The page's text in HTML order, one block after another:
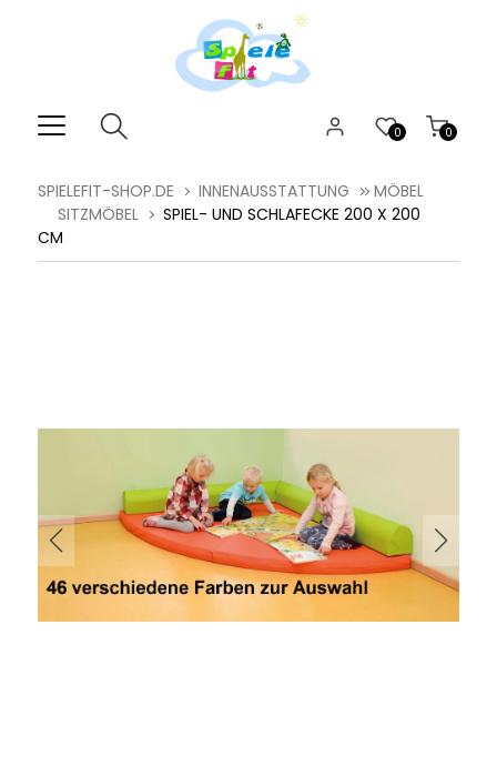
0
0
SPIELEFIT-SHOP.DE INNENAUSSTATTUNG
MÖBEL
SITZMÖBEL
SPIEL- UND SCHLAFECKE 200 X 200
CM